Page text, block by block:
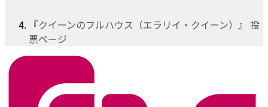
『クイーンのフルハウス（エラリイ・クイーン）』 投
票ページ